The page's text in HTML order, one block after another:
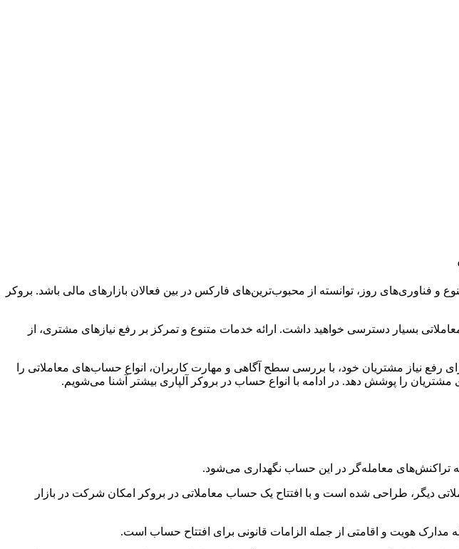
و فناوری‌های روز، توانسته از محبوب‌ترین‌های فارکس در بین فعالان بازارهای مالی باشد. بروکر
معاملاتی بسیار دسترسی خواهید داشت. ارائه خدمات متنوع و تمرکز بر رفع نیاز‌های مشتری، از
رفع نیاز مشتریان خود، با بررسی سطح آگاهی و مهارت کاربران، انواع حساب‌های معاملاتی را
را پوشش دهد. در ادامه با انواع حساب در بروکر آلپاری بیشتر آشنا می‌شویم.
تراکنش‌های معامله‌گر در این حساب نگهداری می‌شود.
دیگر، طراحی شده است و با افتتاح یک حساب معاملاتی در بروکر امکان شرکت در بازار
مدارک هویت و اقامتی از جمله الزامات قانونی برای افتتاح حساب است.